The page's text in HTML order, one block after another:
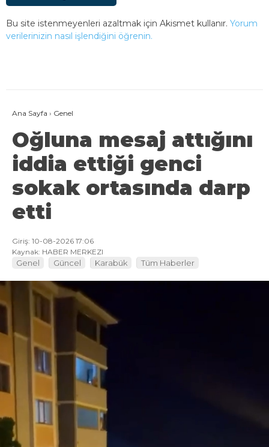
Bu site istenmeyenleri azaltmak için Akismet kullanır. Yorum
verilerinizin nasıl işlendiğini öğrenin.
Ana Sayfa › Genel
Oğluna mesaj attığını
iddia ettiği genci
sokak ortasında darp
etti
Giriş: 10-08-2026 17:06
Kaynak: HABER MERKEZI
Genel Güncel Karabük Tüm Haberler